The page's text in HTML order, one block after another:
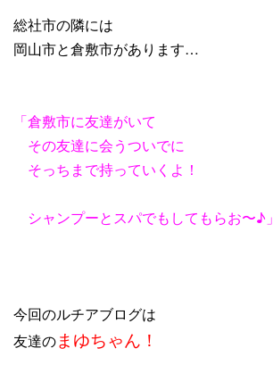
総社市の隣には
岡山市と倉敷市があります…
「倉敷市に友達がいて
その友達に会うついでに
そっちまで持っていくよ！
シャンプーとスパでもしてもらお〜♪」
今回のルチアブログは
友達のまゆちゃん！